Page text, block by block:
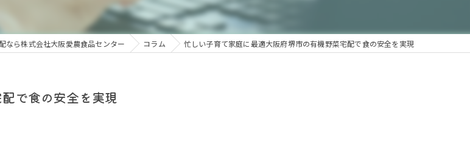
なら株式会社大阪愛農食品センター コラム 忙しい子育て家庭に最適大阪府堺市の有機野菜宅配で食の安全を実現
で食の安全を実現